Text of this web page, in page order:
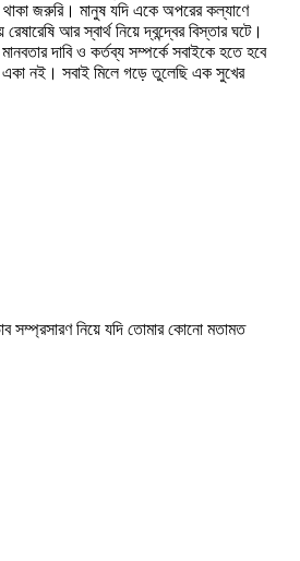
জরুরি। মানুষ যদি একে অপরের কল্যাণে
আর স্বার্থ নিয়ে দ্বন্দ্বের বিস্তার ঘটে।
দাবি ও কর্তব্য সম্পর্কে সবাইকে হতে হবে
একা নই। সবাই মিলে গড়ে তুলেছি এক সুখের
সম্প্রসারণ নিয়ে যদি তোমার কোনো মতামত